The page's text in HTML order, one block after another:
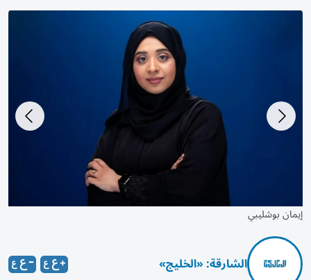
إيمان بوشليبي
الشارقة: «الخليج»